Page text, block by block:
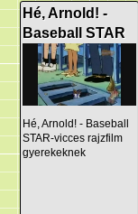
Hé, Arnold! -
Baseball STAR
Hé, Arnold! - Baseball
STAR-vicces rajzfilm
gyerekeknek